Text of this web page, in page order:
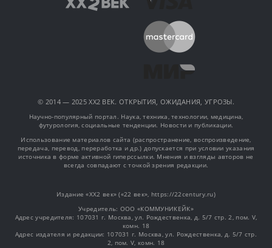
© 2014 — 2025 XX2 ВЕК. ОТКРЫТИЯ, ОЖИДАНИЯ, УГРОЗЫ.
Научно-популярный портал. Наука, техника, технологии, медицина,
футурология, социальные тенденции. Новости и публикации.
Использование материалов сайта (распространение, воспроизведение,
передача, перевод, переработка и др.) допускается при условии указания
источника в форме активной гиперссылки. Мнения и взгляды авторов не
всегда совпадают с точкой зрения редакции.
Издание «XX2 век» («22 век», https://22century.ru)
Учредитель: OOO «КОММУНИКЕЙК»
Адрес учредителя: 107031 г. Москва, ул. Рождественка, д. 5/7 стр. 2, пом. V,
комн. 18
Адрес издателя и редакции: 107031 г. Москва, ул. Рождественка, д. 5/7 стр.
2, пом. V, комн. 18